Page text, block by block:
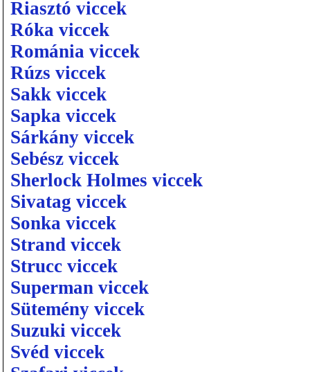
Riasztó viccek
Róka viccek
Románia viccek
Rúzs viccek
Sakk viccek
Sapka viccek
Sárkány viccek
Sebész viccek
Sherlock Holmes viccek
Sivatag viccek
Sonka viccek
Strand viccek
Strucc viccek
Superman viccek
Sütemény viccek
Suzuki viccek
Svéd viccek